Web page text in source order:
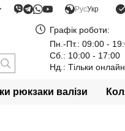
РусУкр
Графік роботи:
Пн.-Пт.: 09:00 -
Сб.: 10:00 - 17:00
Нд.: Тільки
рюкзаки валізи